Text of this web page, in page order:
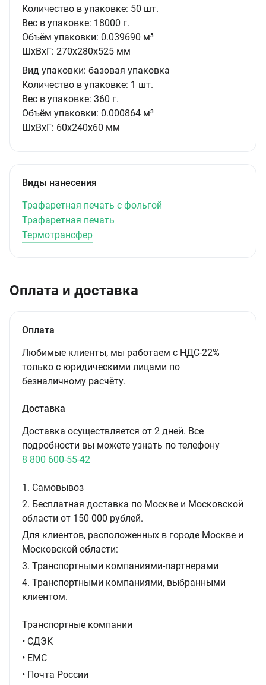
Количество в упаковке: 50 шт.
Вес в упаковке: 18000 г.
Объём упаковки: 0.039690 м³
ШxВxГ: 270x280x525 мм
Вид упаковки: базовая упаковка
Количество в упаковке: 1 шт.
Вес в упаковке: 360 г.
Объём упаковки: 0.000864 м³
ШxВxГ: 60x240x60 мм
Виды нанесения
Трафаретная печать с фольгой
Трафаретная печать
Термотрансфер
Оплата и доставка
Оплата
Любимые клиенты, мы работаем с НДС-22%
только с юридическими лицами по
безналичному расчёту.
Доставка
Доставка осуществляется от 2 дней. Все
подробности вы можете узнать по телефону
8 800 600-55-42
1. Самовывоз
2. Бесплатная доставка по Москве и Московской
области от 150 000 рублей.
Для клиентов, расположенных в городе Москве и
Московской области:
3. Транспортными компаниями-партнерами
4. Транспортными компаниями, выбранными
клиентом.
Транспортные компании
• СДЭК
• ЕМС
• Почта России